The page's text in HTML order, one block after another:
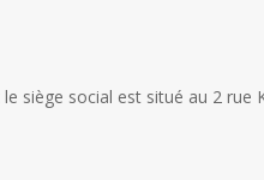
siège social est situé au 2 rue